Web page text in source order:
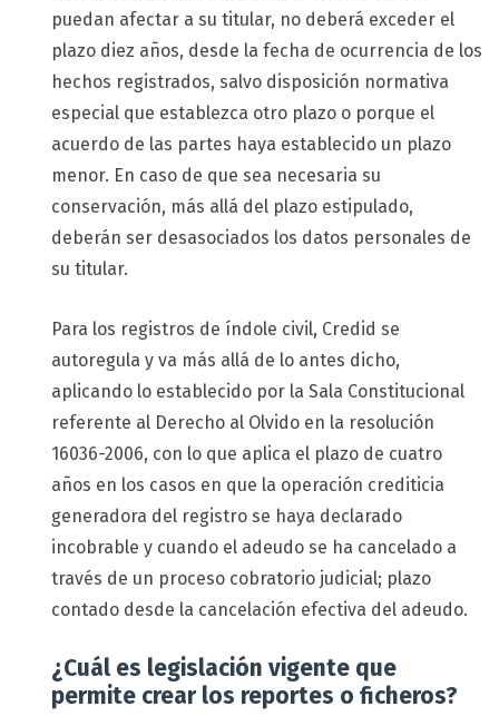
puedan afectar a su titular, no deberá exceder el
plazo diez años, desde la fecha de ocurrencia de los
hechos registrados, salvo disposición normativa
especial que establezca otro plazo o porque el
acuerdo de las partes haya establecido un plazo
menor. En caso de que sea necesaria su
conservación, más allá del plazo estipulado,
deberán ser desasociados los datos personales de
su titular.
Para los registros de índole civil, Credid se
autoregula y va más allá de lo antes dicho,
aplicando lo establecido por la Sala Constitucional
referente al Derecho al Olvido en la resolución
16036-2006, con lo que aplica el plazo de cuatro
años en los casos en que la operación crediticia
generadora del registro se haya declarado
incobrable y cuando el adeudo se ha cancelado a
través de un proceso cobratorio judicial; plazo
contado desde la cancelación efectiva del adeudo.
¿Cuál es legislación vigente que
permite crear los reportes o ficheros?